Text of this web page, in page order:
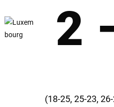
2
(18-25, 25-23,